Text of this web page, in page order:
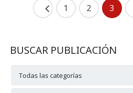
1 2 3
BUSCAR PUBLICACIÓN